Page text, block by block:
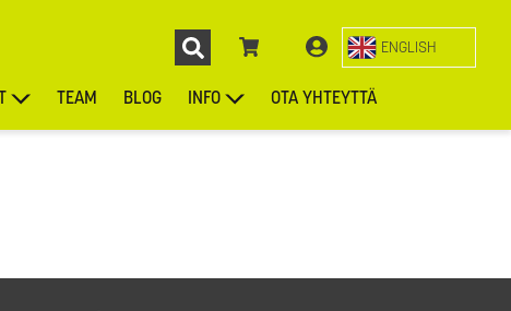
ENGLISH
TEAM BLOG INFO OTA YHTEYTTÄ